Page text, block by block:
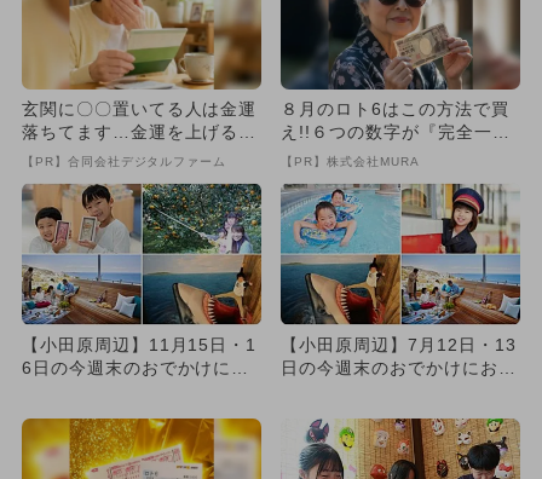
玄関に〇〇置いてる人は金運
落ちてます…金運を上げる方
法とは
【PR】合同会社デジタルファーム
８月のロト6はこの方法で買
え!!６つの数字が『完全一
致』する方法
【PR】株式会社MURA
【小田原周辺】11月15日・1
6日の今週末のおでかけにも
【小田原周辺】7月12日・13
日の今週末のおでかけにおす